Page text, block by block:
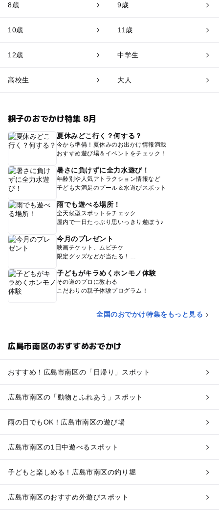
8歳 9歳
10歳 11歳
12歳 中学生
高校生 大人
親子のおでかけ特集 8月
夏休みどこ行く？何する？
今から準備！夏休みのお出かけ情報満載
おすすめ遊び場＆イベントをチェック！
暑さに負けずに全力水遊び！
年齢別や人気アトラクション情報など
子ども大満足のプール＆水遊びスポット
雨でも遊べる場所！
全天候型スポットをチェック
屋内で一日たっぷり思いっきり遊ぼう♪
今月のプレゼント
映画チケット、ムビチケ
限定グッズなどが当たる！
子どもがキラめくホンモノ体験
その道のプロに教わる
こだわりの親子体験プログラム！
全国のおでかけ特集をもっと見る
広島市南区のおすすめおでかけ
おすすめ！広島市南区の「日帰り」スポット
広島市南区の「動物とふれあう」スポット
雨の日でもOK！広島市南区の遊び場
広島市南区の1日中遊べるスポット
子どもと楽しめる！広島市南区の釣り堀
広島市南区のおすすめ外遊びスポット